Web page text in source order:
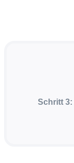
Schritt 3: